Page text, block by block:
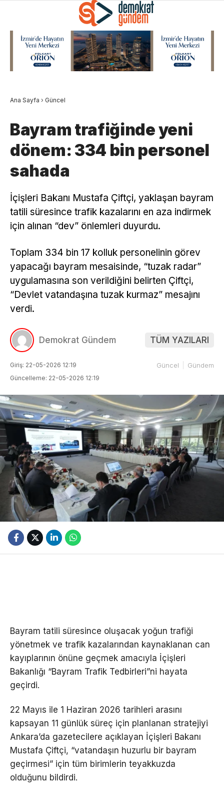
Ana Sayfa › Güncel
Bayram trafiğinde yeni
dönem: 334 bin personel
sahada
İçişleri Bakanı Mustafa Çiftçi, yaklaşan bayram
tatili süresince trafik kazalarını en aza indirmek
için alınan “dev” önlemleri duyurdu.
Toplam 334 bin 17 kolluk personelinin görev
yapacağı bayram mesaisinde, “tuzak radar”
uygulamasına son verildiğini belirten Çiftçi,
“Devlet vatandaşına tuzak kurmaz” mesajını
verdi.
Demokrat Gündem TÜM YAZILARI
Giriş: 22-05-2026 12:19
Güncelleme: 22-05-2026 12:19
Güncel Gündem
Bayram tatili süresince oluşacak yoğun trafiği
yönetmek ve trafik kazalarından kaynaklanan can
kayıplarının önüne geçmek amacıyla İçişleri
Bakanlığı “Bayram Trafik Tedbirleri”ni hayata
geçirdi.
22 Mayıs ile 1 Haziran 2026 tarihleri arasını
kapsayan 11 günlük süreç için planlanan stratejiyi
Ankara’da gazetecilere açıklayan İçişleri Bakanı
Mustafa Çiftçi, “vatandaşın huzurlu bir bayram
geçirmesi” için tüm birimlerin teyakkuzda
olduğunu bildirdi.